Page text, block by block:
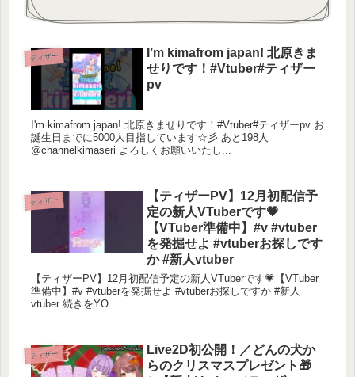
ティザー
I’m kimafrom japan! 北原きま
せりです！#Vtuber#ティザー
pv
I'm kimafrom japan! 北原きませりです！#Vtuber#ティザーpv お
誕生日までに5000人目指しています☆彡 あと198人
@channelkimaseri よろしくお願いいたし...
ティザー
【ティザーPV】12月初配信予
定の新人VTuberです💗
【VTuber準備中】#v #vtuber
を発掘せよ #vtuberお探しです
か #新人vtuber
【ティザーPV】12月初配信予定の新人VTuberです💗【VTuber
準備中】#v #vtuberを発掘せよ #vtuberお探しですか #新人
vtuber 続きをYO...
ティザー
Live2D初公開！／どんの犬か
らのクリスマスプレゼント🎁